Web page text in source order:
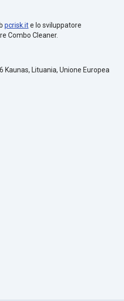
pcrisk.ite lo sviluppatore
Combo Cleaner.
Kaunas, Lituania, Unione Europea